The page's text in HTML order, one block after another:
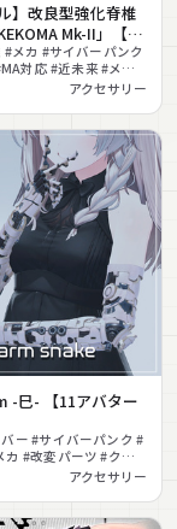
】改良型強化脊椎
Mk-II」【複
対応】
#メカ #サイバーパンク
対応 #近未来 #メカ
アクセサリー
-巳- 【11アバター
ー #サイバーパンク #
カ #改変パーツ #クー
対応 #PhysBone
アクセサリー